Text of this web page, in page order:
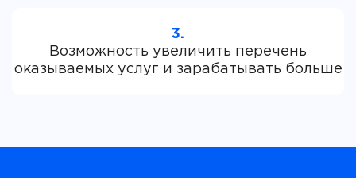
3.
Возможность увеличить перечень